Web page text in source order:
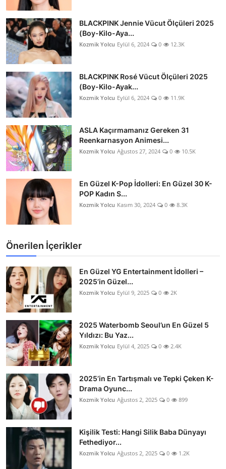
BLACKPINK Jennie Vücut Ölçüleri 2025
(Boy-Kilo-Aya...
Kozmik Yolcu Eylül 6, 2024 0 12.3K
BLACKPINK Rosé Vücut Ölçüleri 2025
(Boy-Kilo-Ayak...
Kozmik Yolcu Eylül 6, 2024 0 11.9K
ASLA Kaçırmamanız Gereken 31
Reenkarnasyon Animesi...
Kozmik Yolcu Ağustos 27, 2024 0 10.5K
En Güzel K-Pop İdolleri: En Güzel 30 K-
POP Kadın S...
Kozmik Yolcu Kasım 30, 2024 0 8.3K
Önerilen İçerikler
En Güzel YG Entertainment İdolleri –
2025’in Güzel...
Kozmik Yolcu Eylül 9, 2025 0 2K
2025 Waterbomb Seoul’un En Güzel 5
Yıldızı: Bu Yaz...
Kozmik Yolcu Eylül 4, 2025 0 2.4K
2025’in En Tartışmalı ve Tepki Çeken K-
Drama Oyunc...
Kozmik Yolcu Ağustos 2, 2025 0 899
Kişilik Testi: Hangi Silik Baba Dünyayı
Fethediyor...
Kozmik Yolcu Ağustos 2, 2025 0 1.2K